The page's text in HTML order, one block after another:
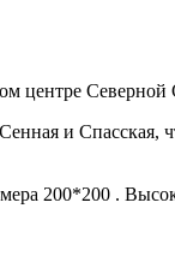
центре
и Спасская,
200*200 .